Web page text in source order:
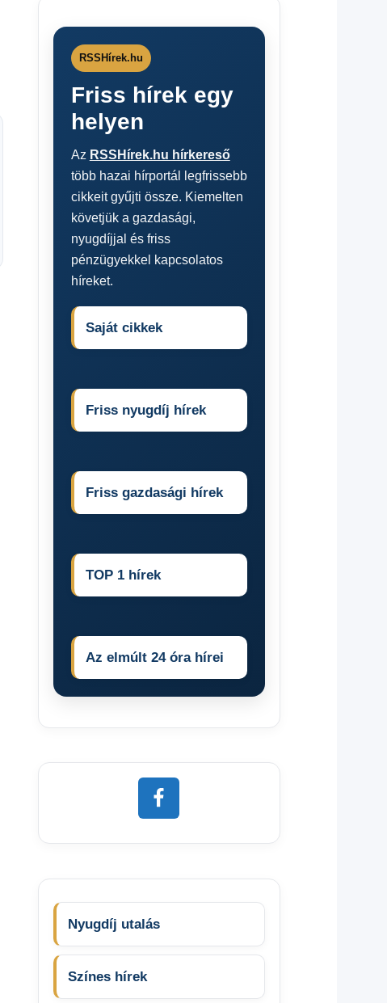
RSSHírek.hu
Friss hírek egy
helyen
Az RSSHírek.hu hírkereső
több hazai hírportál legfrissebb
cikkeit gyűjti össze. Kiemelten
követjük a gazdasági,
nyugdíjjal és friss
pénzügyekkel kapcsolatos
híreket.
Saját cikkek
Friss nyugdíj hírek
Friss gazdasági hírek
TOP 1 hírek
Az elmúlt 24 óra hírei
Nyugdíj utalás
Színes hírek